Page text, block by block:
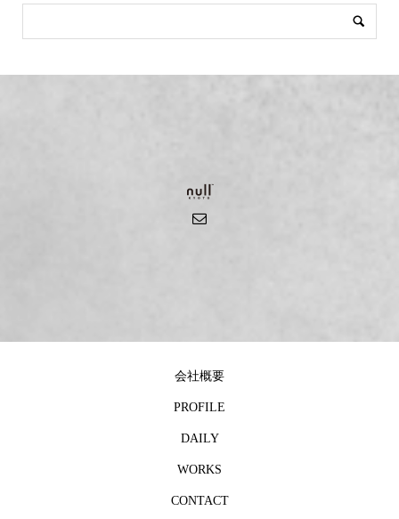
会社概要
PROFILE
DAILY
WORKS
CONTACT